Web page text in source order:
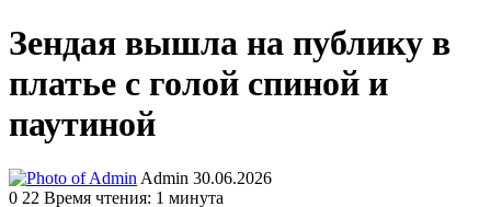
Зендая вышла на публику в
платье с голой спиной и
паутиной
Admin Send
an
30.06.2026
0 22 Время чтения: 1 минута